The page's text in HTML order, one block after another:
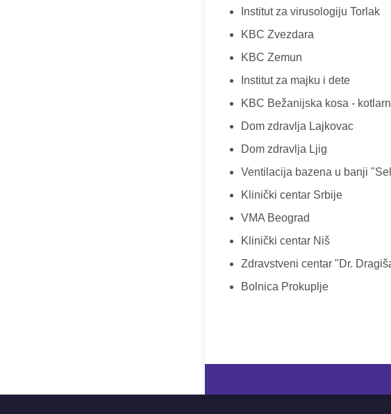
Institut za virusologiju Torlak
KBC Zvezdara
KBC Zemun
Institut za majku i dete
KBC Bežanijska kosa -
Dom zdravlja Lajkovac
Dom zdravlja Ljig
Ventilacija bazena u banji
Klinički centar Srbije
VMA Beograd
Klinički centar Niš
Zdravstveni centar "Dr.
Bolnica Prokuplje